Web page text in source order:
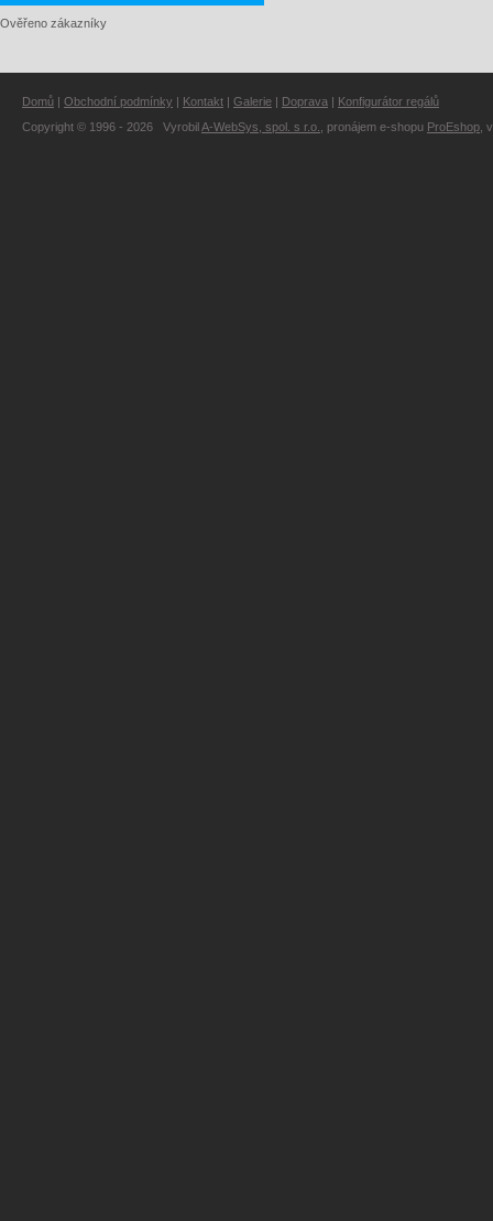
Ověřeno zákazníky
Domů | Obchodní podmínky | Kontakt | Galerie | Doprava | Konfigurátor regálů
Copyright © 1996 - 2026 VyrobilA-WebSys, spol. s r.o. , pronájem e-shopu ProEshop ,